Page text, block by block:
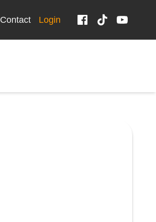
Contact Login